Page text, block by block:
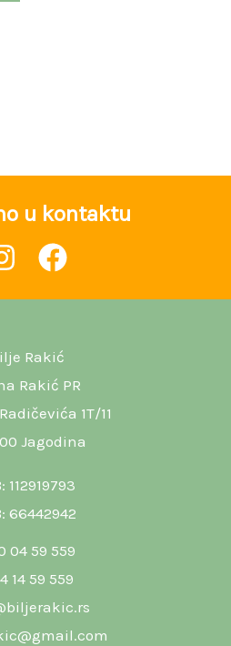
u kontaktu
Rakić
Rakić PR
1T/11
Jagodina
112919793
66442942
04 59 559
14 59 559